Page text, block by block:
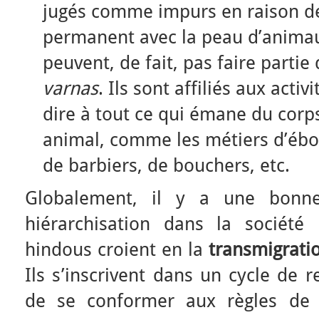
jugés comme impurs en raison
permanent avec la peau
peuvent, de fait, pas faire partie
varnas. Ils sont affiliés aux
dire à tout ce qui émane du
animal, comme les métiers
de barbiers, de bouchers, etc.
Globalement, il y a une
hiérarchisation dans la
hindous croient en la
Ils s’inscrivent dans un cycle de
de se conformer aux règles